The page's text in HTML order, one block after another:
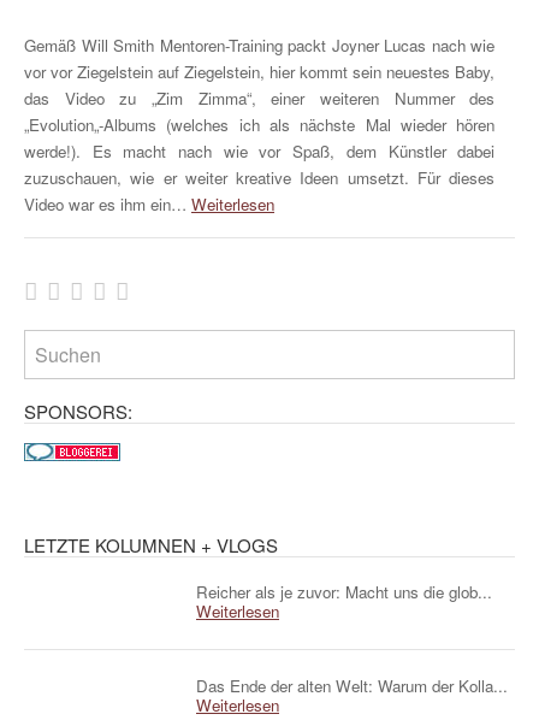
Gemäß Will Smith Mentoren-Training packt Joyner Lucas nach wie
vor vor Ziegelstein auf Ziegelstein, hier kommt sein neuestes Baby,
das Video zu „Zim Zimma“, einer weiteren Nummer des
„Evolution„-Albums (welches ich als nächste Mal wieder hören
werde!). Es macht nach wie vor Spaß, dem Künstler dabei
zuzuschauen, wie er weiter kreative Ideen umsetzt. Für dieses
Video war es ihm ein… Weiterlesen
SPONSORS:
LETZTE KOLUMNEN + VLOGS
Reicher als je zuvor: Macht uns die glob...
Weiterlesen
Das Ende der alten Welt: Warum der Kolla...
Weiterlesen